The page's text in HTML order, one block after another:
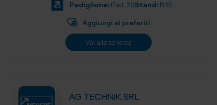
Padiglione: Pad. 29Stand: B35
Aggiungi ai preferiti
Vai alla scheda
AG TECHNIK SRL